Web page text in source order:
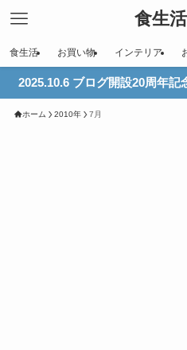
食生
食生活 お買い物 インテリア
2025.10.6 ブログ開設20周
ホーム 2010年 7月